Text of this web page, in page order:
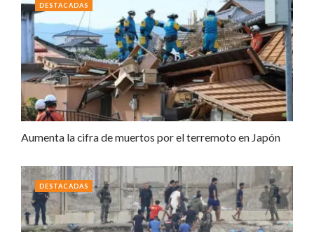
Aumenta la cifra de muertos por el terremoto en Japón
DESTACADAS
DESTACADAS